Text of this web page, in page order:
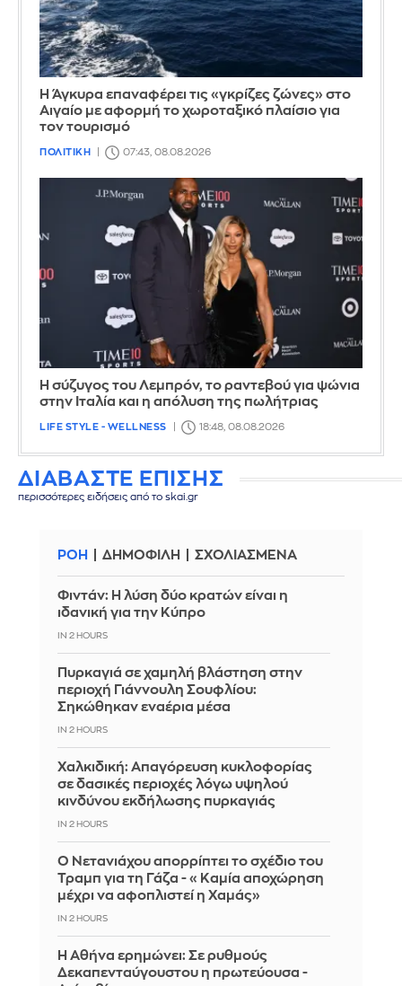
Η Άγκυρα επαναφέρει τις «γκρίζες ζώνες» στο
Αιγαίο με αφορμή το χωροταξικό πλαίσιο για
τον τουρισμό
ΠΟΛΙΤΙΚΗ 07:43, 08.08.2026
Η σύζυγος του Λεμπρόν, το ραντεβού για ψώνια
στην Ιταλία και η απόλυση της πωλήτριας
LIFE STYLE - WELLNESS 18:48, 08.08.2026
ΔΙΑΒΑΣΤΕ ΕΠΙΣΗΣ
περισσότερες ειδήσεις από το skai.gr
ΡΟΗ ΔΗΜΟΦΙΛΗ ΣΧΟΛΙΑΣΜΕΝΑ
Φιντάν: Η λύση δύο κρατών είναι η
ιδανική για την Κύπρο
IN 2 HOURS
Πυρκαγιά σε χαμηλή βλάστηση στην
περιοχή Γιάννουλη Σουφλίου:
Σηκώθηκαν εναέρια μέσα
IN 2 HOURS
Χαλκιδική: Απαγόρευση κυκλοφορίας
σε δασικές περιοχές λόγω υψηλού
κινδύνου εκδήλωσης πυρκαγιάς
IN 2 HOURS
Ο Νετανιάχου απορρίπτει το σχέδιο του
Τραμπ για τη Γάζα - «Καμία αποχώρηση
μέχρι να αφοπλιστεί η Χαμάς»
IN 2 HOURS
Η Αθήνα ερημώνει: Σε ρυθμούς
Δεκαπενταύγουστου η πρωτεύουσα -